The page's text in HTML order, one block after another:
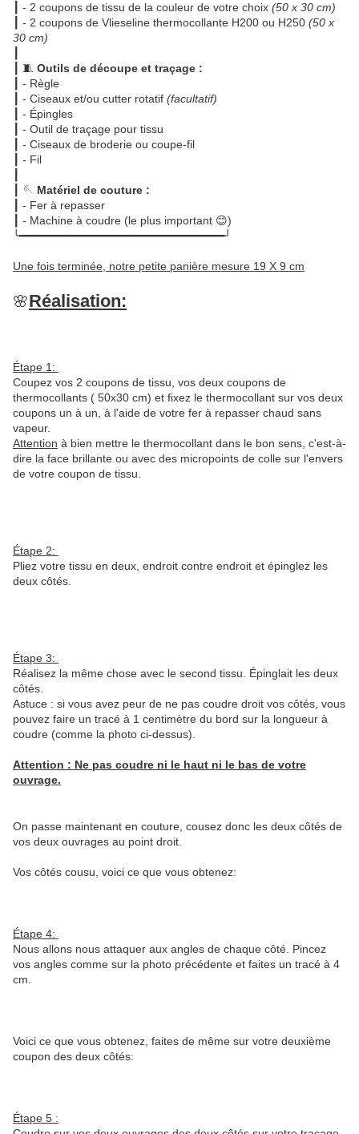
┃ - 2 coupons de tissu de la couleur de votre choix (50 x 30 cm)
┃ - 2 coupons de Vlieseline thermocollante H200 ou H250 (50 x
30 cm)
┃ 🧵 Outils de découpe et traçage :
┃ - Règle
┃ - Ciseaux et/ou cutter rotatif (facultatif)
┃ - Épingles
┃ - Outil de traçage pour tissu
┃ - Ciseaux de broderie ou coupe-fil
┃ - Fil
┃ 🪡 Matériel de couture :
┃ - Fer à repasser
┃ - Machine à coudre (le plus important 😊)
╰━━━━━━━━━━━━━━━━━━━━━━━━━━━━━━━━╯
Une fois terminée, notre petite panière mesure 19 X 9 cm
🌸Réalisation:
Étape 1:
Coupez vos 2 coupons de tissu, vos deux coupons de
thermocollants ( 50x30 cm) et fixez le thermocollant sur vos deux
coupons un à un, à l'aide de votre fer à repasser chaud sans
vapeur.
Attention à bien mettre le thermocollant dans le bon sens, c'est-à-
dire la face brillante ou avec des micropoints de colle sur l'envers
de votre coupon de tissu.
Étape 2:
Pliez votre tissu en deux, endroit contre endroit et épinglez les
deux côtés.
Étape 3:
Réalisez la même chose avec le second tissu. Épinglait les deux
côtés.
Astuce : si vous avez peur de ne pas coudre droit vos côtés, vous
pouvez faire un tracé à 1 centimètre du bord sur la longueur à
coudre (comme la photo ci-dessus).
Attention : Ne pas coudre ni le haut ni le bas de votre
ouvrage.
On passe maintenant en couture, cousez donc les deux côtés de
vos deux ouvrages au point droit.
Vos côtés cousu, voici ce que vous obtenez:
Étape 4:
Nous allons nous attaquer aux angles de chaque côté. Pincez
vos angles comme sur la photo précédente et faites un tracé à 4
cm.
Voici ce que vous obtenez, faites de même sur votre deuxième
coupon des deux côtés:
Étape 5 :